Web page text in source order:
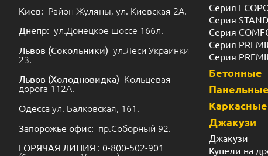
Киев: Район Жуляны, ул. Киевская 2А.
Днепр: ул.Донецкое шоссе 166л.
Львов (Сокольники) ул.Леси Украинки
23.
Львов (Холодновидка) Кольцевая
дорога 112А.
Одесса ул. Балковская, 161.
Запорожье офис: пр.Соборный 92.
ГОРЯЧАЯ ЛИНИЯ : 0-800-502-901
Серия
Серия
Серия
Серия
Серия
Бетонные
Панельные
Каркасные
Джакузи
Джакузи
Купели на